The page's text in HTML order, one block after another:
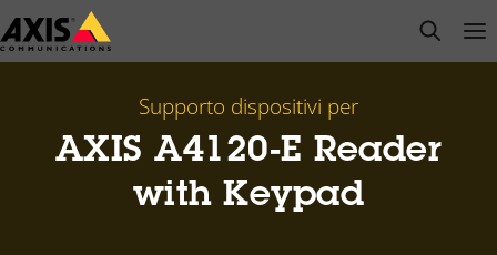
Salta
al
open
Supporto dispositivi per
AXIS A4120-E Reader
with Keypad